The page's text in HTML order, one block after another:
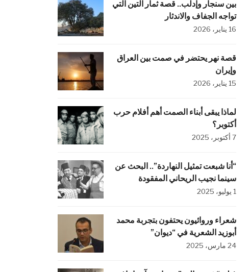
بين سنجار وإدلب.. قصة ثمار التين التي
تواجه الجفاف والاندثار
16 يناير، 2026
قصة نهر يحتضر في صمت بين العراق
وإيران
15 يناير، 2026
لماذا يبقى أبناء الصمت أهم أفلام حرب
أكتوبر؟
7 أكتوبر، 2025
“أنا شبعت تمثيل النهاردة”.. البحث عن
سينما نجيب الريحاني المفقودة
1 يوليو، 2025
شعراء وروائيون يحتفون بتجربة محمد
أبوزيد الشعرية في “ديوان”
24 مارس، 2025